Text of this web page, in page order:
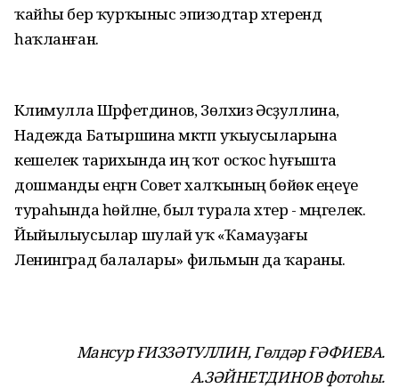
ҡайһы бер ҡурҡыныс эпизодтар хәтерендә
һаҡланған.
Кәлимулла Шәрәфетдинов, Зөлхизә Әсәҙуллина,
Надежда Батыршина мәктәп уҡыусыларына
кешелек тарихында иң ҡот осҡос һуғышта
дошманды еңгән Совет халҡының бөйөк еңеүе
тураһында һөйләне, был турала хәтер - мәңгелек.
Йыйылыусылар шулай уҡ «Ҡамауҙағы
Ленинград балалары» фильмын да ҡараны.
Мансур ҒИЗЗӘТУЛЛИН, Гөлдәр ҒӘФИЕВА.
А.ЗӘЙНЕТДИНОВ фотоһы.